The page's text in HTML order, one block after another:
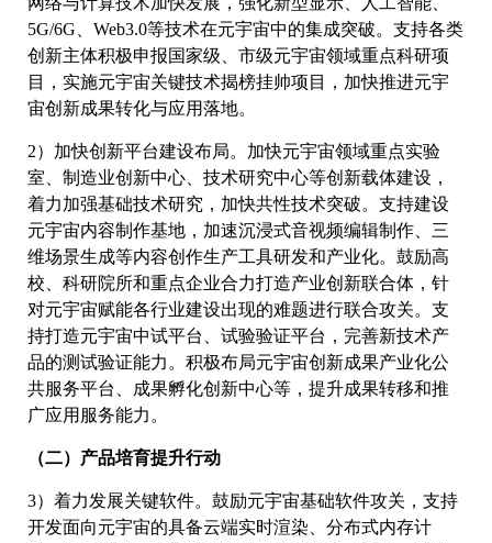
5G/6G、Web3.0等技术在元宇宙中的集成突破。支持各类
创新主体积极申报国家级、市级元宇宙领域重点科研项
目，实施元宇宙关键技术揭榜挂帅项目，加快推进元宇
宙创新成果转化与应用落地。
2）加快创新平台建设布局。加快元宇宙领域重点实验
室、制造业创新中心、技术研究中心等创新载体建设，
着力加强基础技术研究，加快共性技术突破。支持建设
元宇宙内容制作基地，加速沉浸式音视频编辑制作、三
维场景生成等内容创作生产工具研发和产业化。鼓励高
校、科研院所和重点企业合力打造产业创新联合体，针
对元宇宙赋能各行业建设出现的难题进行联合攻关。支
持打造元宇宙中试平台、试验验证平台，完善新技术产
品的测试验证能力。积极布局元宇宙创新成果产业化公
共服务平台、成果孵化创新中心等，提升成果转移和推
广应用服务能力。
（二）产品培育提升行动
3）着力发展关键软件。鼓励元宇宙基础软件攻关，支持
开发面向元宇宙的具备云端实时渲染、分布式内存计